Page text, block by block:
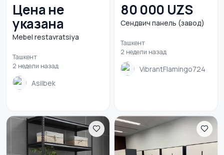
Цена не
указана
Mebel restavratsiya
Ташкент
2 недели назад
Asilbek
80 000 UZS
Сендвич панель (завод)
Ташкент
2 недели назад
VibrantFlamingo724